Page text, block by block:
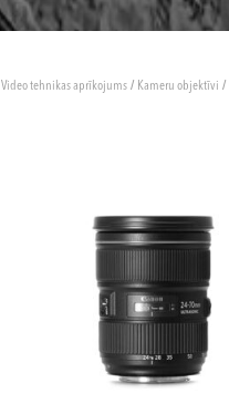
Video tehnikas aprīkojums / Kameru objektīvi /